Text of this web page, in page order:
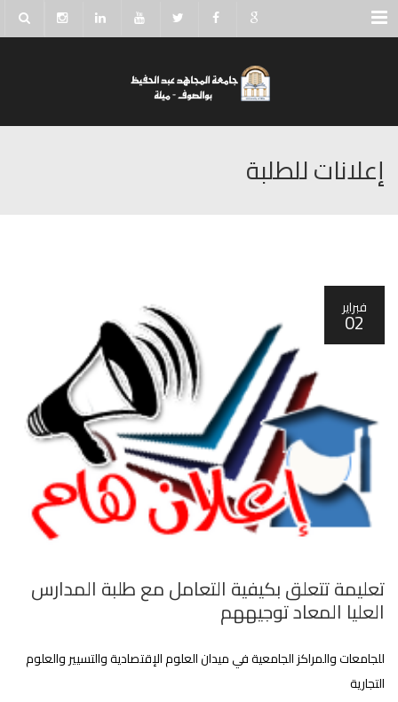
Menu
إعلانات للطلبة
فبراير
02
تعليمة تتعلق بكيفية التعامل مع طلبة المدارس
العليا المعاد توجيههم
للجامعات والمراكز الجامعية في ميدان العلوم الإقتصادية والتسيير والعلوم
التجارية